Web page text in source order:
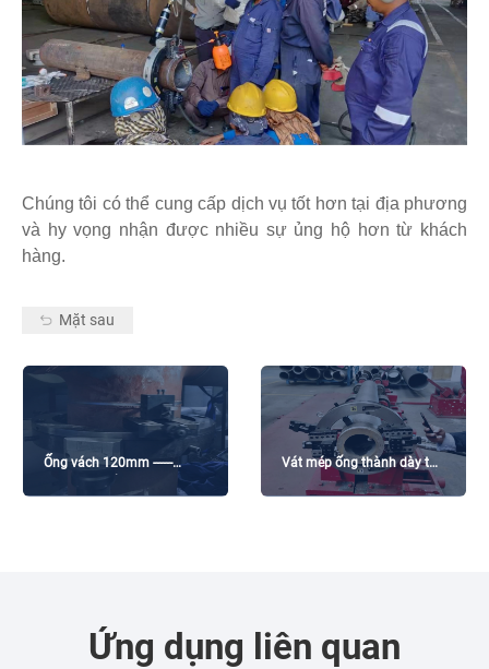
Chúng tôi có thể cung cấp dịch vụ tốt hơn tại địa phương
và hy vọng nhận được nhiều sự ủng hộ hơn từ khách
hàng.
Mặt sau
Ống vách 120mm ------
Công việc bảo trì tại Nhà
Vát mép ống thành dày tại
SANY Group
Ứng dụng liên quan